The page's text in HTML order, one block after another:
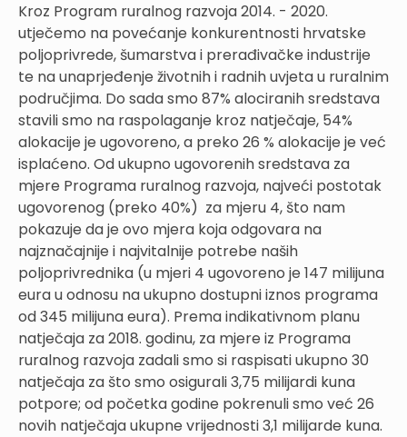
Kroz Program ruralnog razvoja 2014. - 2020.
utječemo na povećanje konkurentnosti hrvatske
poljoprivrede, šumarstva i prerađivačke industrije
te na unaprjeđenje životnih i radnih uvjeta u ruralnim
područjima. Do sada smo 87% alociranih sredstava
stavili smo na raspolaganje kroz natječaje, 54%
alokacije je ugovoreno, a preko 26 % alokacije je već
isplaćeno. Od ukupno ugovorenih sredstava za
mjere Programa ruralnog razvoja, najveći postotak
ugovorenog (preko 40%) za mjeru 4, što nam
pokazuje da je ovo mjera koja odgovara na
najznačajnije i najvitalnije potrebe naših
poljoprivrednika (u mjeri 4 ugovoreno je 147 milijuna
eura u odnosu na ukupno dostupni iznos programa
od 345 milijuna eura). Prema indikativnom planu
natječaja za 2018. godinu, za mjere iz Programa
ruralnog razvoja zadali smo si raspisati ukupno 30
natječaja za što smo osigurali 3,75 milijardi kuna
potpore; od početka godine pokrenuli smo već 26
novih natječaja ukupne vrijednosti 3,1 milijarde kuna.